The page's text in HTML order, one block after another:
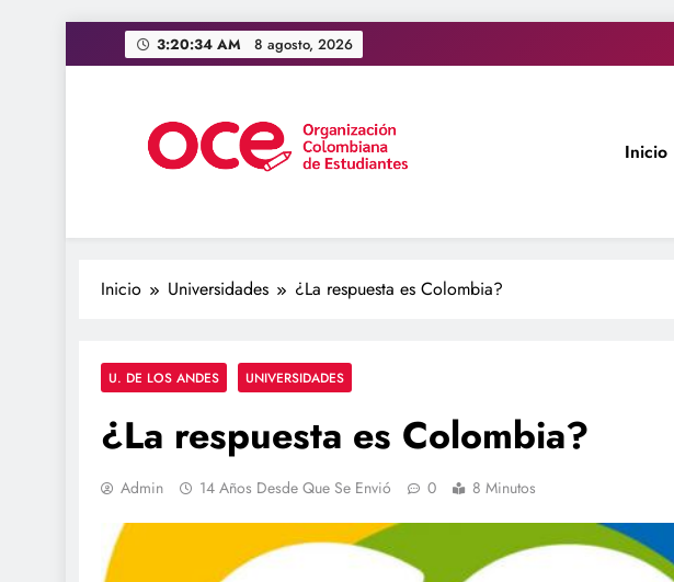
al
3:20:35 AM 8 agosto, 2026
OCE Colombia
Inicio
Inicio Universidades ¿La respuesta es Colombia?
U. DE LOS ANDES UNIVERSIDADES
¿La respuesta es Colombia?
Admin 14 Años Desde Que Se Envió 0 8 Minutos